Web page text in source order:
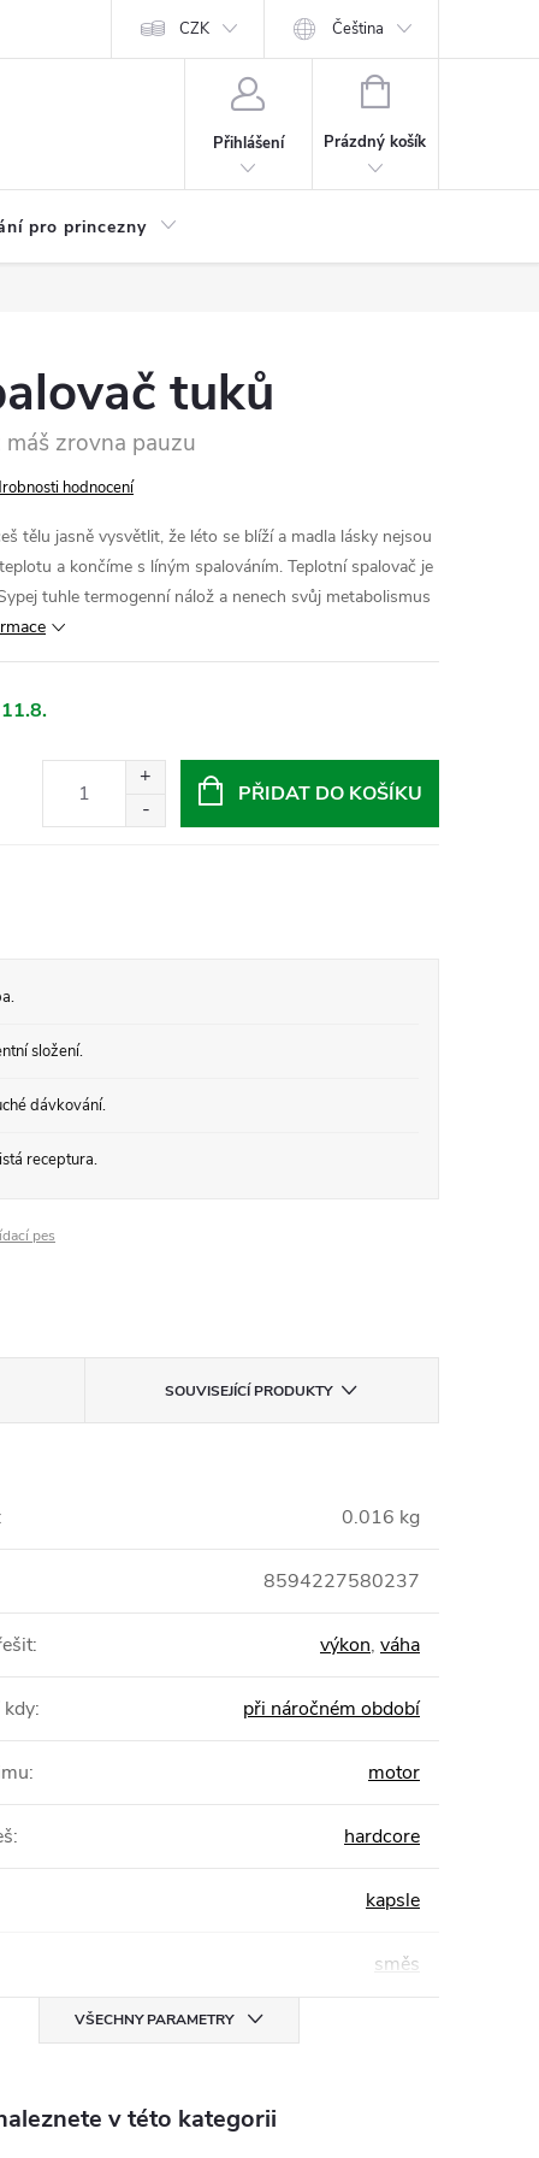
CZK Čeština
Přihlášení
NÁKUPNÍ
Prázdný košík
pro princezny
tuků
zrovna pauzu
hodnocení
tělu jasně vysvětlit, že léto se blíží a madla lásky nejsou
a končíme s líným spalováním. Teplotní spalovač je
tuhle termogenní nálož a nenech svůj metabolismus
PŘIDAT DO KOŠÍKU
složení.
dávkování.
receptura.
pes
SOUVISEJÍCÍ PRODUKTY
0.016 kg
8594227580237
: výkon, váha
kdy: při náročném období
: motor
: hardcore
kapsle
směs
VŠECHNY PARAMETRY
v této kategorii